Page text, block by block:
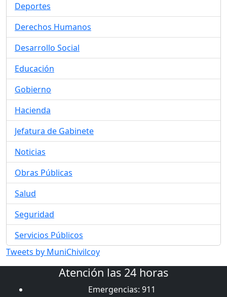
Deportes
Derechos Humanos
Desarrollo Social
Educación
Gobierno
Hacienda
Jefatura de Gabinete
Noticias
Obras Públicas
Salud
Seguridad
Servicios Públicos
Tweets by MuniChivilcoy
Atención las 24 horas
Emergencias: 911